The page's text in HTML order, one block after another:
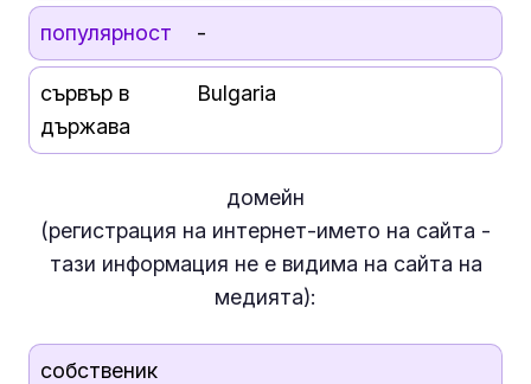
популярност -
сървър в
държава
Bulgaria
домейн
(регистрация на интернет-името на сайта -
тази информация не евидима на сайта на
медията):
собственик